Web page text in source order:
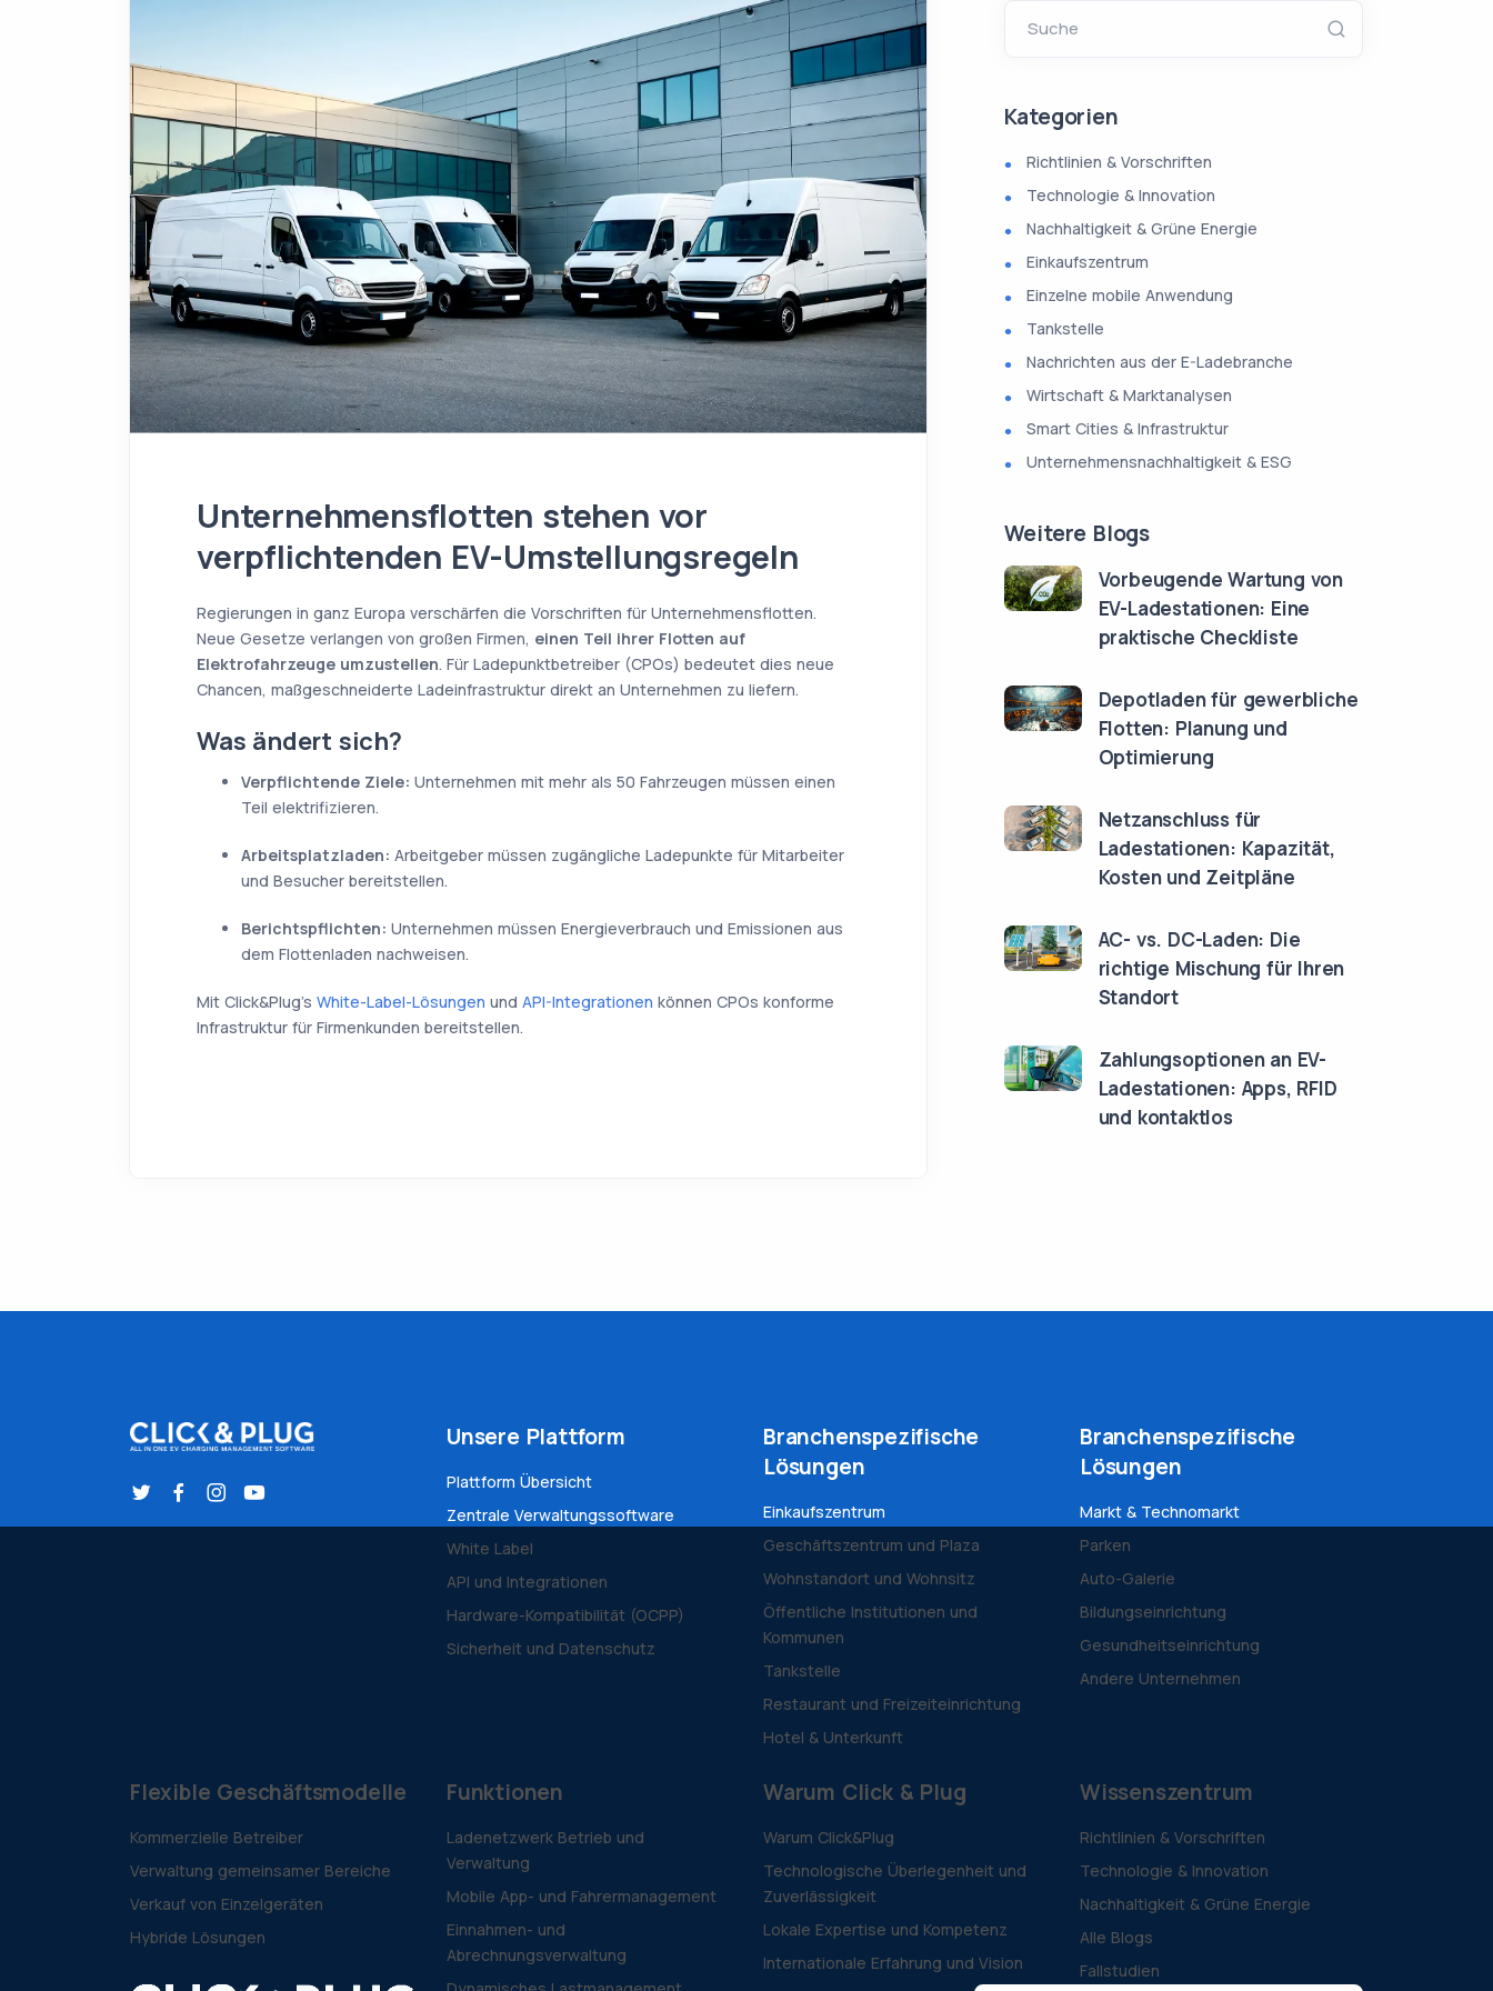
Unternehmensflotten stehen vor
verpflichtenden EV-Umstellungsregeln
Regierungen in ganz Europa verschärfen die Vorschriften für Unternehmensflotten.
Neue Gesetze verlangen von großen Firmen, einen Teil ihrer Flotten auf
Elektrofahrzeuge umzustellen. Für Ladepunktbetreiber (CPOs) bedeutet dies neue
Chancen, maßgeschneiderte Ladeinfrastruktur direkt an Unternehmen zu liefern.
Was ändert sich?
Verpflichtende Ziele: Unternehmen mit mehr als 50 Fahrzeugen müssen einen
Teil elektrifizieren.
Arbeitsplatzladen: Arbeitgeber müssen zugängliche Ladepunkte für Mitarbeiter
und Besucher bereitstellen.
Berichtspflichten: Unternehmen müssen Energieverbrauch und Emissionen aus
dem Flottenladen nachweisen.
Mit Click&Plug’s White-Label-Lösungen und API-Integrationen können CPOs konforme
Infrastruktur für Firmenkunden bereitstellen.
Suche
Kategorien
Richtlinien & Vorschriften
Technologie & Innovation
Nachhaltigkeit & Grüne Energie
Einkaufszentrum
Einzelne mobile Anwendung
Tankstelle
Nachrichten aus der E-Ladebranche
Wirtschaft & Marktanalysen
Smart Cities & Infrastruktur
Unternehmensnachhaltigkeit & ESG
Weitere Blogs
Vorbeugende Wartung von
EV-Ladestationen: Eine
praktische Checkliste
Depotladen für gewerbliche
Flotten: Planung und
Optimierung
Netzanschluss für
Ladestationen: Kapazität,
Kosten und Zeitpläne
AC- vs. DC-Laden: Die
richtige Mischung für Ihren
Standort
Zahlungsoptionen an EV-
Ladestationen: Apps, RFID
und kontaktlos
Unsere Plattform
Plattform Übersicht
Zentrale Verwaltungssoftware
White Label
API und Integrationen
Hardware-Kompatibilität (OCPP)
Sicherheit und Datenschutz
Branchenspezifische
Lösungen
Einkaufszentrum
Geschäftszentrum und Plaza
Wohnstandort und Wohnsitz
Öffentliche Institutionen und
Kommunen
Tankstelle
Restaurant und Freizeiteinrichtung
Hotel & Unterkunft
Branchenspezifische
Lösungen
Markt & Technomarkt
Parken
Auto-Galerie
Bildungseinrichtung
Gesundheitseinrichtung
Andere Unternehmen
Flexible Geschäftsmodelle
Kommerzielle Betreiber
Verwaltung gemeinsamer Bereiche
Verkauf von Einzelgeräten
Hybride Lösungen
Funktionen
Ladenetzwerk Betrieb und
Verwaltung
Mobile App- und Fahrermanagement
Einnahmen- und
Abrechnungsverwaltung
Warum Click & Plug
Warum Click&Plug
Technologische Überlegenheit und
Zuverlässigkeit
Lokale Expertise und Kompetenz
Internationale Erfahrung und Vision
Wissenszentrum
Richtlinien & Vorschriften
Technologie & Innovation
Nachhaltigkeit & Grüne Energie
Alle Blogs
Fallstudien